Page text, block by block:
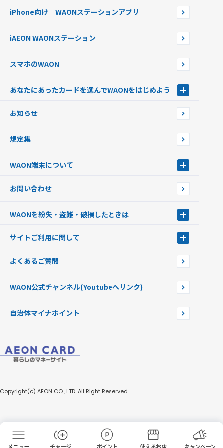
チャージ ポイント 使えるお店 キャンペーン
オートチャージ
ポイントからチャージする
チャージ上限金額の変更について
WAONネットステーションWAON端末について
iPhone向け WAONステーションアプリ
iAEON WAONステーション
スマホのWAON
あなたにあったカードを選んでWAONをはじめよう
フードバンク応援WAON
ご当地WAON
G.G WAON
WAONカード・WAONカードプラス
モバイルWAON
提携WAONカード
お知らせ
規定集
WAON端末について
WAONネットステーション
新型WAONステーション
WAONチャージャーmini
お問い合わせ
WAONを紛失・盗難・破損したときは
WAONカードの拾得について
サイトご利用に関して
企業情報
よくあるご質問
WAON公式チャンネル(Youtubeへリンク)
自治体マイナポイント
Copyright(c) AEON CO., LTD. All Right Reserved.